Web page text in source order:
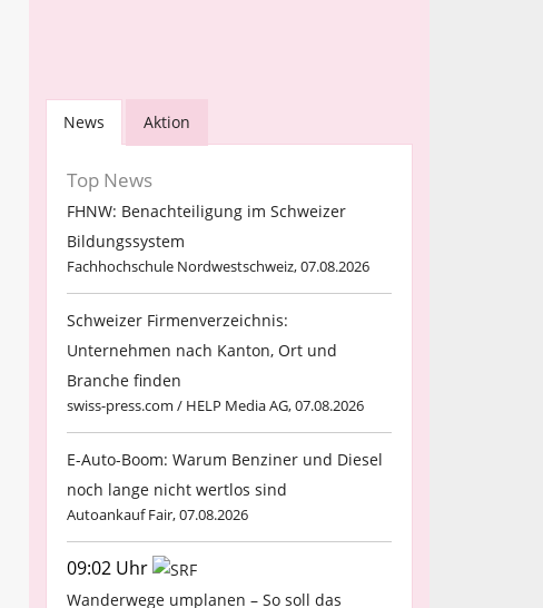
News Aktion
Top News
FHNW: Benachteiligung im Schweizer
Bildungssystem
Fachhochschule Nordwestschweiz, 07.08.2026
Schweizer Firmenverzeichnis:
Unternehmen nach Kanton, Ort und
Branche finden
swiss-press.com / HELP Media AG, 07.08.2026
E-Auto-Boom: Warum Benziner und Diesel
noch lange nicht wertlos sind
Autoankauf Fair, 07.08.2026
09:02 Uhr
Wanderwege umplanen – So soll das